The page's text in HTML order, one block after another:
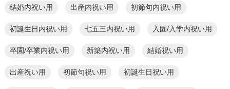
結婚内祝い用 出産内祝い用 初節句内祝い用
初誕生日内祝い用 七五三内祝い用 入園/入学内祝い用
卒園/卒業内祝い用 新築内祝い用 結婚祝い用
出産祝い用 初節句祝い用 初誕生日祝い用